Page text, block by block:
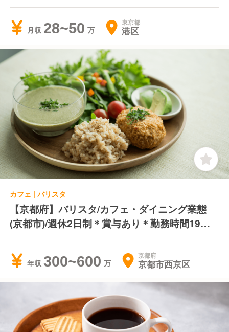
月収 28~50 東京都
港区
カフェ | バリスタ
【京都府】バリスタ/カフェ・ダイニング業態
(京都市)/週休2日制＊賞与あり＊勤務時間19時
まで
年収 300~600 京都府
京都市西京区